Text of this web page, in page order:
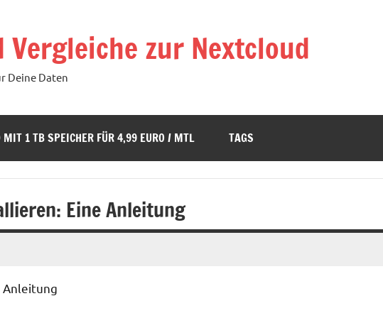
zur Nextcloud
Deine Daten
MIT 1 TB SPEICHER FÜR 4,99 EURO / MTL TAGS
Eine Anleitung
Anleitung